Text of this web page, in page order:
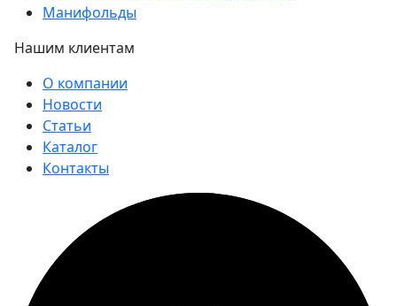
Манифольды
Нашим клиентам
О компании
Новости
Статьи
Каталог
Контакты